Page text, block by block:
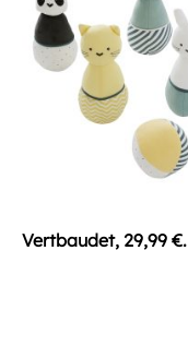
Vertbaudet, 29,99 €.